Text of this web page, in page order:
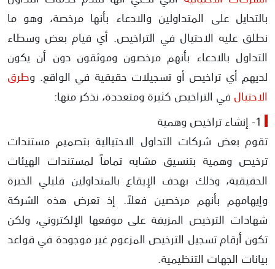
بالتحايل على المتداولين والادعاء بأنها مرخصة، وهو ما
نطلق عليه الاحتيال في التراخيص. أي قيام بعض وسطاء
التداول بالادعاء بأنهم مرخصون وموثقون دون أن يكون
لديهم أي تراخيص أو تسجيلات حقيقية في الواقع. وطرق
الاحتيال في التراخيص كثيرة ومتعددة، نذكر منها:
1- إنشاء تراخيص وهمية
تقوم بعض شركات التداول الاحتيالية بتصميم مستندات
ترخيص وهمية بتنسيق مشابه تماماً لمستندات الهيئات
الحقيقية، وذلك بهدف الإيقاع بالمتداولين قليلي الخبرة
وإيهامهم بأنهم مرخصين فعلاً. إذ تعرض هذه الشركة
شهادات الترخيص المزيفة على موقعها الإلكتروني، ولكن
تكون أرقام تسجيل الترخيص المزعوم غير موجودة في قواعد
بيانات الجهات التنظيمية.